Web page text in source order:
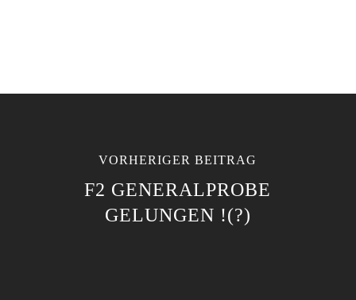
VORHERIGER BEITRAG
F2 GENERALPROBE
GELUNGEN !(?)